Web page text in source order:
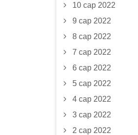
10 сар 2022
9 сар 2022
8 сар 2022
7 сар 2022
6 сар 2022
5 сар 2022
4 сар 2022
3 сар 2022
2 сар 2022